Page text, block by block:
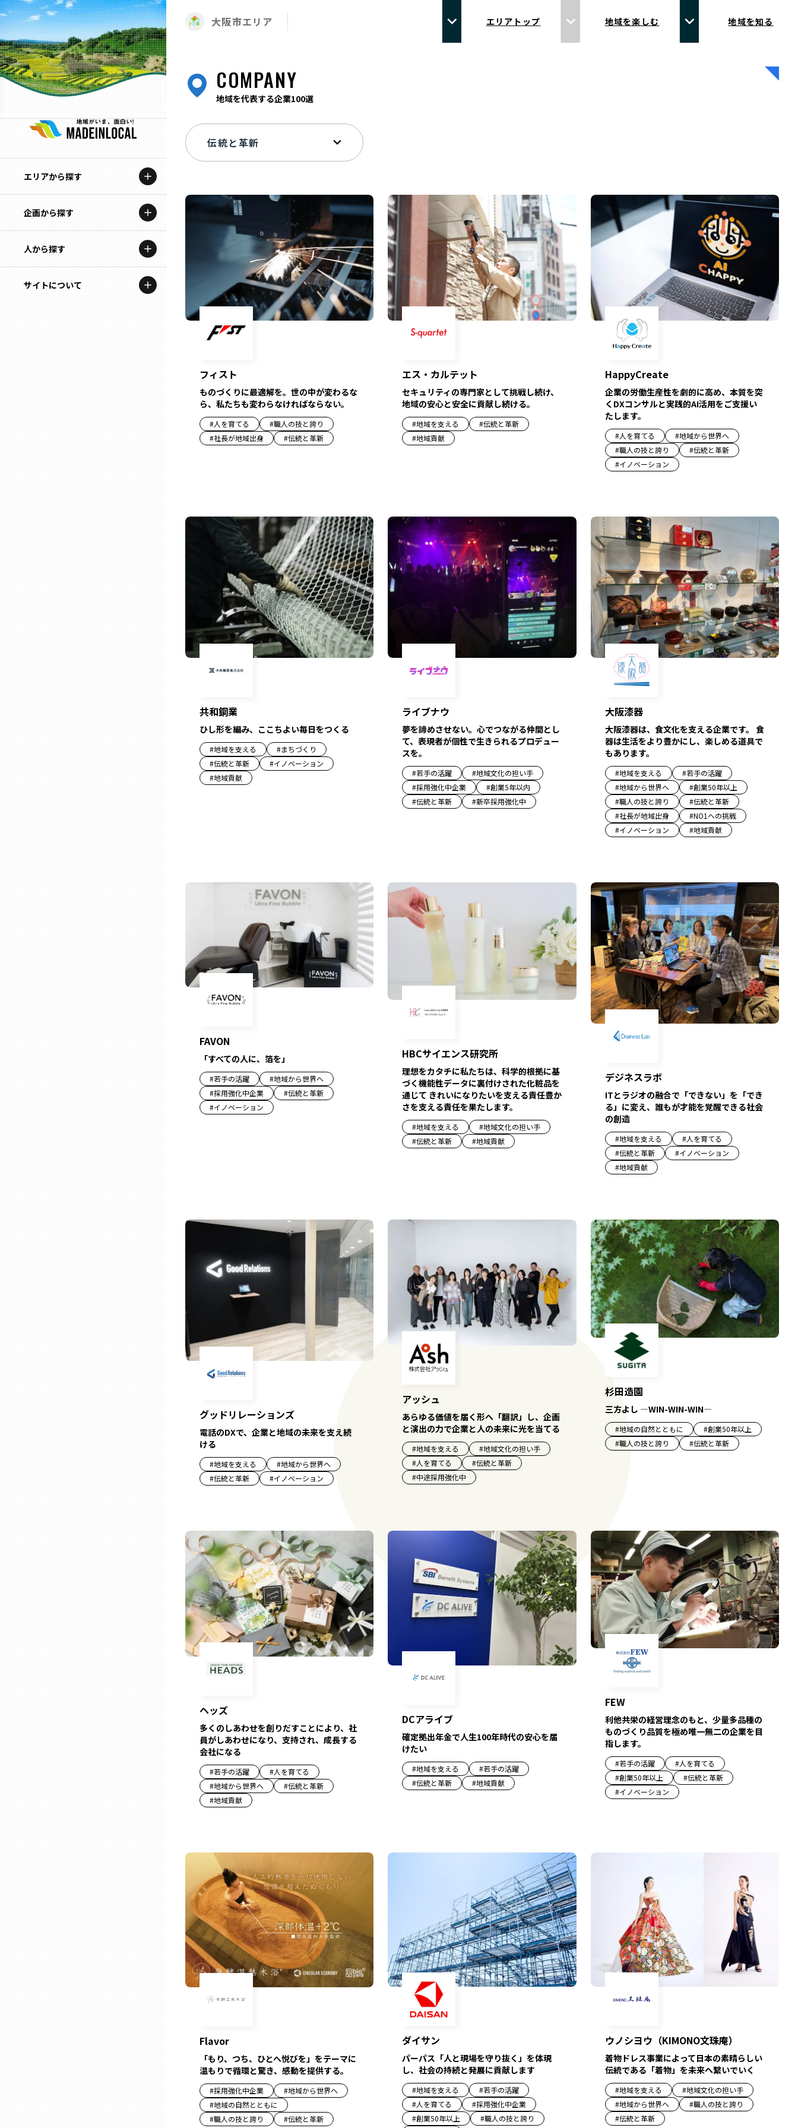
エリアから探す
北海道
青森
岩手
企画から探す
特集コンテンツ
地域を代表する企業100選
人から探す
記事ライター
サイトについて
大阪市エリア エリアトップ 地域を楽しむ 地域を知る
COMPANY
地域を代表する企業100選
フィスト
ものづくりに最適解を。世の中が変わるな
ら、私たちも変わらなければならない。
#人を育てる #職人の技と誇り
#社長が地域出身 #伝統と革新
エス・カルテット
セキュリティの専門家として挑戦し続け、
地域の安心と安全に貢献し続ける。
#地域を支える #伝統と革新
#地域貢献
HappyCreate
企業の労働生産性を劇的に高め、本質を突
くDXコンサルと実践的AI活用をご支援い
たします。
#人を育てる #地域から世界へ
#職人の技と誇り #伝統と革新
#イノベーション
共和鋼業
ひし形を編み、ここちよい毎日をつくる
#地域を支える #まちづくり
#伝統と革新 #イノベーション
#地域貢献
ライブナウ
夢を諦めさせない。心でつながる仲間とし
て、表現者が個性で生きられるプロデュー
スを。
#若手の活躍 #地域文化の担い手
#採用強化中企業 #創業5年以内
#伝統と革新 #新卒採用強化中
大阪漆器
大阪漆器は、食文化を支える企業です。 食
器は生活をより豊かにし、楽しめる道具で
もあります。
#地域を支える #若手の活躍
#地域から世界へ #創業50年以上
#職人の技と誇り #伝統と革新
#社長が地域出身 #NO1への挑戦
#イノベーション #地域貢献
FAVON
「すべての人に、箔を」
#若手の活躍 #地域から世界へ
#採用強化中企業 #伝統と革新
#イノベーション
HBCサイエンス研究所
理想をカタチに私たちは、科学的根拠に基
づく機能性データに裏付けされた化粧品を
通じて きれいになりたいを支える責任豊か
さを支える責任を果たします。
#地域を支える #地域文化の担い手
#伝統と革新 #地域貢献
デジネスラボ
ITとラジオの融合で「できない」を「でき
る」に変え、誰もが才能を覚醒できる社会
の創造
#地域を支える #人を育てる
#伝統と革新 #イノベーション
#地域貢献
グッドリレーションズ
電話のDXで、企業と地域の未来を支え続
ける
#地域を支える #地域から世界へ
#伝統と革新 #イノベーション
アッシュ
あらゆる価値を届く形へ「翻訳」し、企画
と演出の力で企業と人の未来に光を当てる
#地域を支える #地域文化の担い手
#人を育てる #伝統と革新
#中途採用強化中
杉田造園
三方よし ―WIN-WIN-WIN―
#地域の自然とともに #創業50年以上
#職人の技と誇り #伝統と革新
ヘッズ
多くのしあわせを創りだすことにより、社
員がしあわせになり、支持され、成長する
会社になる
#若手の活躍 #人を育てる
#地域から世界へ #伝統と革新
#地域貢献
DCアライブ
確定拠出年金で人生100年時代の安心を届
けたい
#地域を支える #若手の活躍
#伝統と革新 #地域貢献
FEW
利他共栄の経営理念のもと、少量多品種の
ものづくり品質を極め唯一無二の企業を目
指します。
#若手の活躍 #人を育てる
#創業50年以上 #伝統と革新
#イノベーション
Flavor
「もり、つち、ひとへ悦びを」をテーマに
温もりで循環と驚き、感動を提供する。
#採用強化中企業 #地域から世界へ
#地域の自然とともに
#職人の技と誇り #伝統と革新
ダイサン
パーパス「人と現場を守り抜く」を体現
し、社会の持続と発展に貢献します
#地域を支える #若手の活躍
#人を育てる #採用強化中企業
#創業50年以上 #職人の技と誇り
ウノシヨウ（KIMONO文珠庵）
着物ドレス事業によって日本の素晴らしい
伝統である「着物」を未来へ繋いでいく
#地域を支える #地域文化の担い手
#地域から世界へ #職人の技と誇り
#伝統と革新